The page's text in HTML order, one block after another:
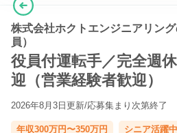
株式会社ホクトエンジニアリン
員）
役員付運転手／完全週
迎（営業経験者歓迎）
2026年8月3日更新/応募集まり次第終了
年収300万円〜350万円 シニア活躍中